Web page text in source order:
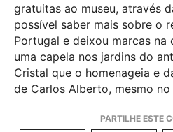
gratuitas ao museu, através
possível saber mais sobre o
Portugal e deixou marcas na
uma capela nos jardins do
Cristal que o homenageia e
de Carlos Alberto, mesmo